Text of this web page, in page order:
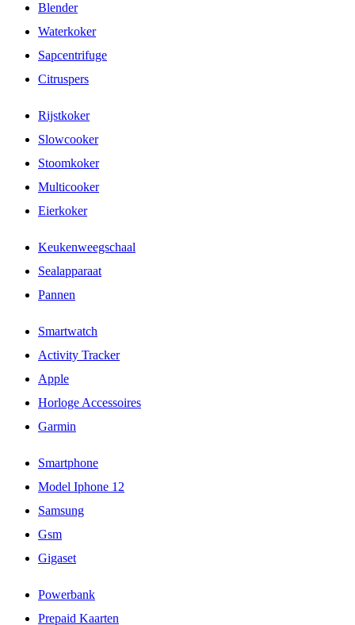
Blender
Waterkoker
Sapcentrifuge
Citruspers
Rijstkoker
Slowcooker
Stoomkoker
Multicooker
Eierkoker
Keukenweegschaal
Sealapparaat
Pannen
Smartwatch
Activity Tracker
Apple
Horloge Accessoires
Garmin
Smartphone
Model Iphone 12
Samsung
Gsm
Gigaset
Powerbank
Prepaid Kaarten